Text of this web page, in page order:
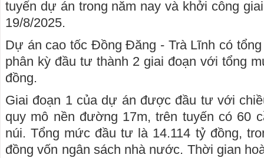
tuyến dự án trong năm nay và khởi công
19/8/2025.
Dự án cao tốc Đồng Đăng - Trà Lĩnh có
phân kỳ đầu tư thành 2 giai đoạn với tổng
đồng.
Giai đoạn 1 của dự án được đầu tư với
quy mô nền đường 17m, trên tuyến có 60
núi. Tổng mức đầu tư là 14.114 tỷ đồng,
đồng vốn ngân sách nhà nước. Thời gian